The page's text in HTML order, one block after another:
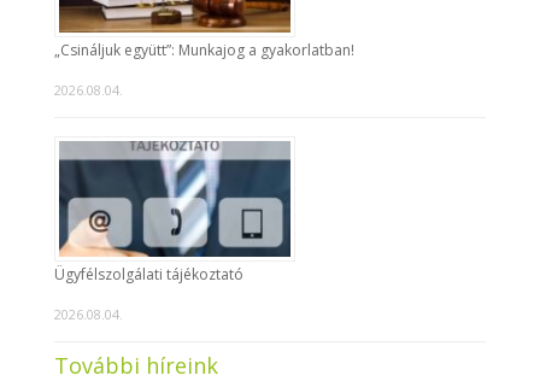
„Csináljuk együtt”: Munkajog a gyakorlatban!
2026.08.04.
Ügyfélszolgálati tájékoztató
2026.08.04.
További híreink